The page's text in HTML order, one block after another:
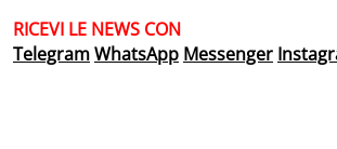
RICEVI LE NEWS CON
TelegramWhatsApp Messenger